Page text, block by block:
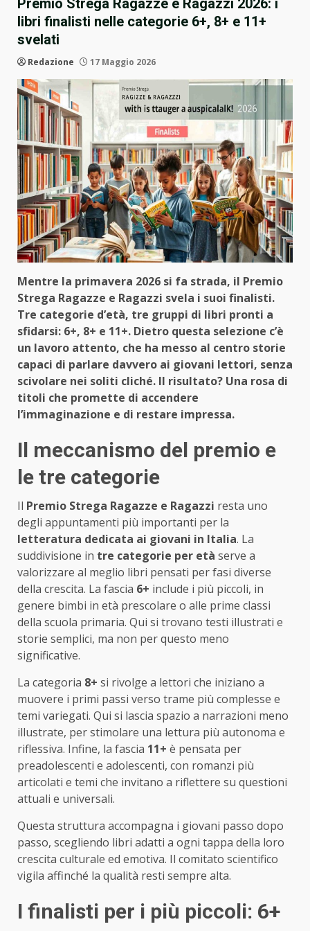
Premio Strega Ragazze e Ragazzi 2026: i
libri finalisti nelle categorie 6+, 8+ e 11+
svelati
Redazione 17 Maggio 2026
Mentre la primavera 2026 si fa strada, il Premio
Strega Ragazze e Ragazzi svela i suoi finalisti.
Tre categorie d’età, tre gruppi di libri pronti a
sfidarsi: 6+, 8+ e 11+. Dietro questa selezione c’è
un lavoro attento, che ha messo al centro storie
capaci di parlare davvero ai giovani lettori, senza
scivolare nei soliti cliché. Il risultato? Una rosa di
titoli che promette di accendere
l’immaginazione e di restare impressa.
Il meccanismo del premio e
le tre categorie
Il Premio Strega Ragazze e Ragazzi resta uno
degli appuntamenti più importanti per la
letteratura dedicata ai giovani in Italia. La
suddivisione in tre categorie per età serve a
valorizzare al meglio libri pensati per fasi diverse
della crescita. La fascia 6+ include i più piccoli, in
genere bimbi in età prescolare o alle prime classi
della scuola primaria. Qui si trovano testi illustrati e
storie semplici, ma non per questo meno
significative.
La categoria 8+ si rivolge a lettori che iniziano a
muovere i primi passi verso trame più complesse e
temi variegati. Qui si lascia spazio a narrazioni meno
illustrate, per stimolare una lettura più autonoma e
riflessiva. Infine, la fascia 11+ è pensata per
preadolescenti e adolescenti, con romanzi più
articolati e temi che invitano a riflettere su questioni
attuali e universali.
Questa struttura accompagna i giovani passo dopo
passo, scegliendo libri adatti a ogni tappa della loro
crescita culturale ed emotiva. Il comitato scientifico
vigila affinché la qualità resti sempre alta.
I finalisti per i più piccoli: 6+